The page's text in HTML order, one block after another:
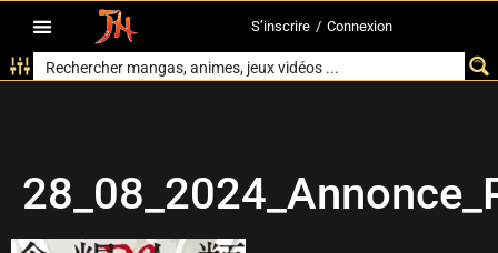
S’inscrire / Connexion